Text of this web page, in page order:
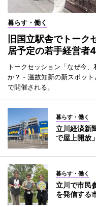
暮らす・働く
旧国立駅舎でトー
居予定の若手経営者
トークセッション「なぜ今
か？ - 温故知新の新スポッ
で開催される。
暮らす・働く
立川経済新
で屋上開放」
暮らす・働く
立川で市民
を発信する